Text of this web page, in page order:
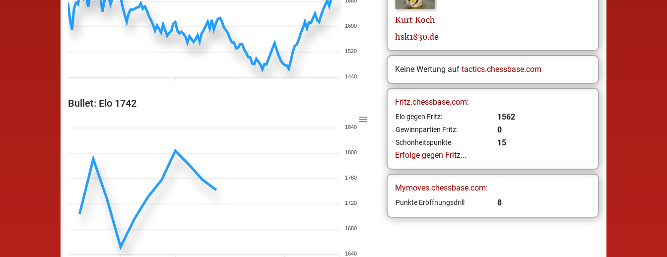
1600
1520
1440
Bullet: Elo 1742
1840
1800
1760
1720
1680
1640
Kurt Koch
hsk1830.de
Keine Wertung auf tactics.chessbase.com
Fritz.chessbase.com:
Elo gegen Fritz: 1562
Gewinnpartien Fritz: 0
Schönheitspunkte
15
Erfolge gegen Fritz...
Mymoves.chessbase.com:
Punkte Eröffnungsdrill 8